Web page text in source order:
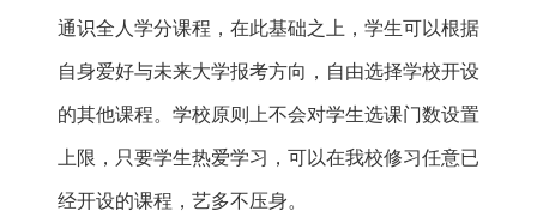
通识全人学分课程，在此基础之上，学生可以根据
自身爱好与未来大学报考方向，自由选择学校开设
的其他课程。学校原则上不会对学生选课门数设置
上限，只要学生热爱学习，可以在我校修习任意已
经开设的课程，艺多不压身。